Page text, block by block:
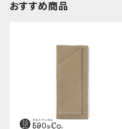
おすすめ商品